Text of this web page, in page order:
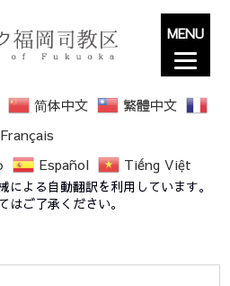
简体中文
繁體中文
Français
Español Tiếng Việt
による自動翻訳を利用しています。
はご了承ください。
Sunday of Easter 2026
５月３日）
MENU